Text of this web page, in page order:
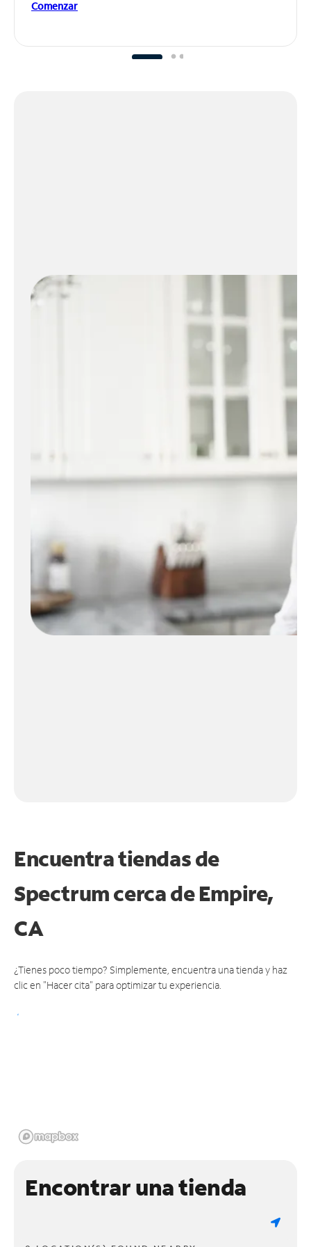
Comenzar
Encuentra tiendas de
Spectrum cerca deEmpire,
CA
¿Tienes poco tiempo? Simplemente, encuentra una tienda y haz
clic en "Hacer cita" para optimizar tu experiencia.
Encontrar una tienda